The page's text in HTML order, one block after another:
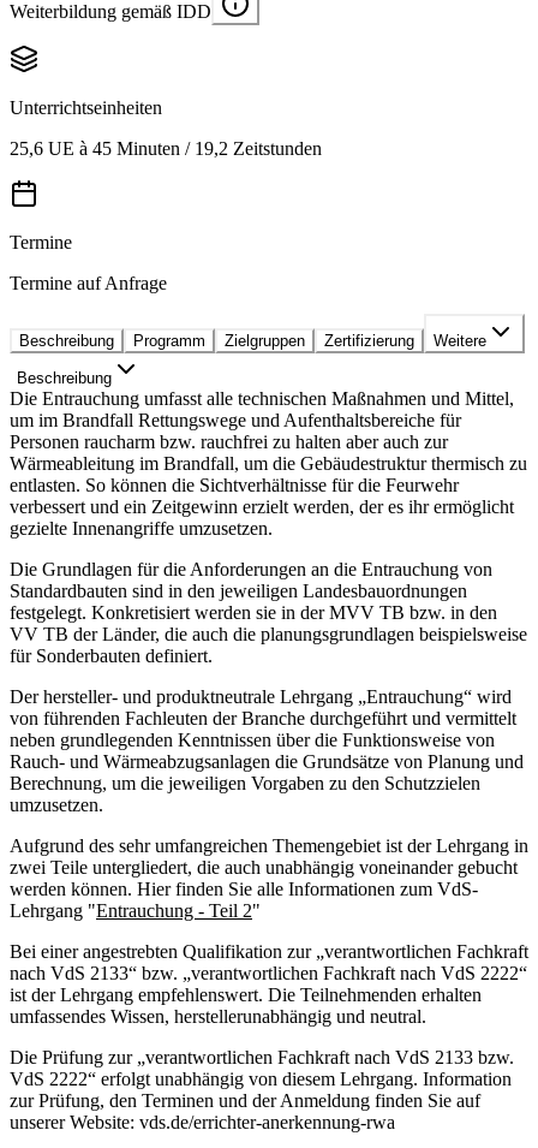
Weiterbildung gemäß IDD
Unterrichtseinheiten
25,6 UE à 45 Minuten / 19,2 Zeitstunden
Termine
Termine auf Anfrage
Beschreibung Programm Zielgruppen Zertifizierung Weitere
Beschreibung
Die Entrauchung umfasst alle technischen Maßnahmen und Mittel,
um im Brandfall Rettungswege und Aufenthaltsbereiche für
Personen raucharm bzw. rauchfrei zu halten aber auch zur
Wärmeableitung im Brandfall, um die Gebäudestruktur thermisch zu
entlasten. So können die Sichtverhältnisse für die Feurwehr
verbessert und ein Zeitgewinn erzielt werden, der es ihr ermöglicht
gezielte Innenangriffe umzusetzen.
Die Grundlagen für die Anforderungen an die Entrauchung von
Standardbauten sind in den jeweiligen Landesbauordnungen
festgelegt. Konkretisiert werden sie in der MVV TB bzw. in den
VV TB der Länder, die auch die planungsgrundlagen beispielsweise
für Sonderbauten definiert.
Der hersteller- und produktneutrale Lehrgang „Entrauchung“ wird
von führenden Fachleuten der Branche durchgeführt und vermittelt
neben grundlegenden Kenntnissen über die Funktionsweise von
Rauch- und Wärmeabzugsanlagen die Grundsätze von Planung und
Berechnung, um die jeweiligen Vorgaben zu den Schutzzielen
umzusetzen.
Aufgrund des sehr umfangreichen Themengebiet ist der Lehrgang in
zwei Teile untergliedert, die auch unabhängig voneinander gebucht
werden können. Hier finden Sie alle Informationen zum VdS-
Lehrgang "Entrauchung - Teil 2"
Bei einer angestrebten Qualifikation zur „verantwortlichen Fachkraft
nach VdS 2133“ bzw. „verantwortlichen Fachkraft nach VdS 2222“
ist der Lehrgang empfehlenswert. Die Teilnehmenden erhalten
umfassendes Wissen, herstellerunabhängig und neutral.
Die Prüfung zur „verantwortlichen Fachkraft nach VdS 2133 bzw.
VdS 2222“ erfolgt unabhängig von diesem Lehrgang. Information
zur Prüfung, den Terminen und der Anmeldung finden Sie auf
unserer Website: vds.de/errichter-anerkennung-rwa